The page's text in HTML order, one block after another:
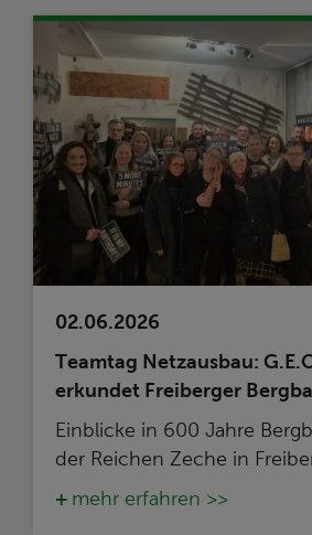
02.06.2026
Teamtag Netzausbau:
erkundet Freiberger
Einblicke in 600 Jahre
der Reichen Zeche in
mehr erfahren >>